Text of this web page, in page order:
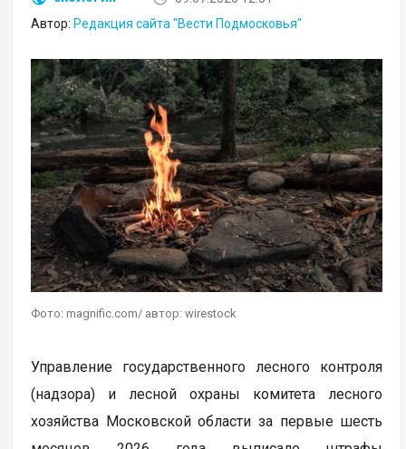
Автор: Редакция сайта "Вести Подмосковья"
Фото: magnific.com/ автор: wirestock
Управление государственного лесного контроля
(надзора) и лесной охраны комитета лесного
хозяйства Московской области за первые шесть